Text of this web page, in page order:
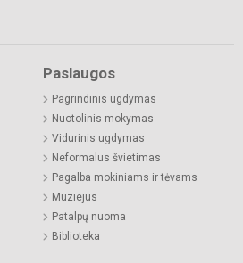
Paslaugos
Pagrindinis ugdymas
Nuotolinis mokymas
Vidurinis ugdymas
Neformalus švietimas
Pagalba mokiniams ir tėvams
Muziejus
Patalpų nuoma
Biblioteka